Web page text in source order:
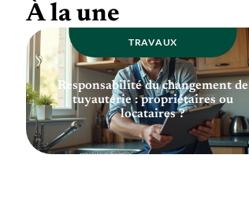
À la une
TRAVAUX
Responsabilité du changement de
tuyauterie : propriétaires ou
locataires ?